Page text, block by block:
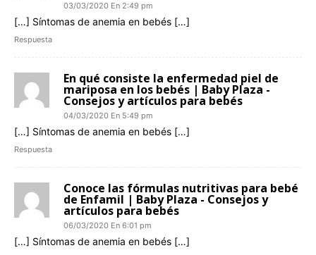
03/03/2020 En 2:49 pm
[…] Síntomas de anemia en bebés […]
Respuesta
En qué consiste la enfermedad piel de
mariposa en los bebés | Baby Plaza -
Consejos y artículos para bebés
04/03/2020 En 5:49 pm
[…] Síntomas de anemia en bebés […]
Respuesta
Conoce las fórmulas nutritivas para bebé
de Enfamil | Baby Plaza - Consejos y
artículos para bebés
06/03/2020 En 6:01 pm
[…] Síntomas de anemia en bebés […]